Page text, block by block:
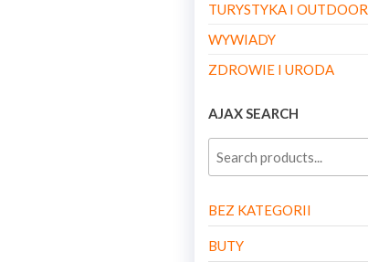
TURYSTYKA I OUTDOOR
WYWIADY
ZDROWIE I URODA
AJAX SEARCH
BEZ KATEGORII
BUTY